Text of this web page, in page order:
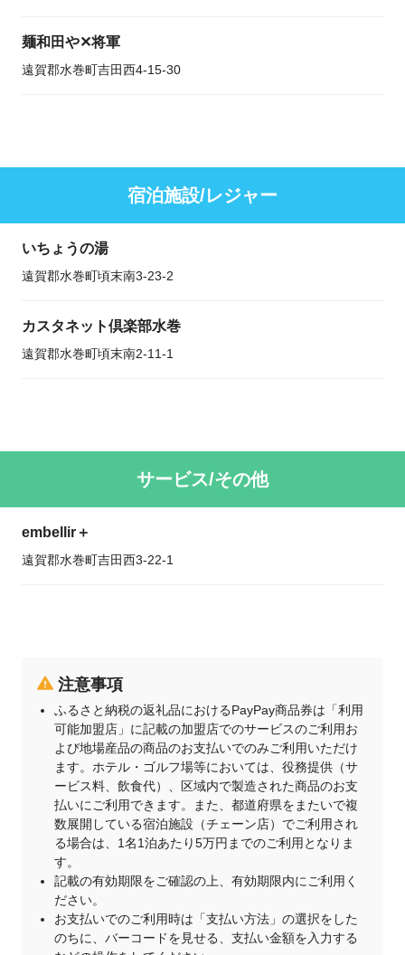
麺和田や✕将軍
遠賀郡水巻町吉田西4-15-30
宿泊施設/レジャー
いちょうの湯
遠賀郡水巻町頃末南3-23-2
カスタネット倶楽部水巻
遠賀郡水巻町頃末南2-11-1
サービス/その他
embellir＋
遠賀郡水巻町吉田西3-22-1
注意事項
ふるさと納税の返礼品におけるPayPay商品券は「利用
可能加盟店」に記載の加盟店でのサービスのご利用お
よび地場産品の商品のお支払いでのみご利用いただけ
ます。ホテル・ゴルフ場等においては、役務提供（サ
ービス料、飲食代）、区域内で製造された商品のお支
払いにご利用できます。また、都道府県をまたいで複
数展開している宿泊施設（チェーン店）でご利用され
る場合は、1名1泊あたり5万円までのご利用となりま
す。
記載の有効期限をご確認の上、有効期限内にご利用く
ださい。
お支払いでのご利用時は「支払い方法」の選択をした
のちに、バーコードを見せる、支払い金額を入力する